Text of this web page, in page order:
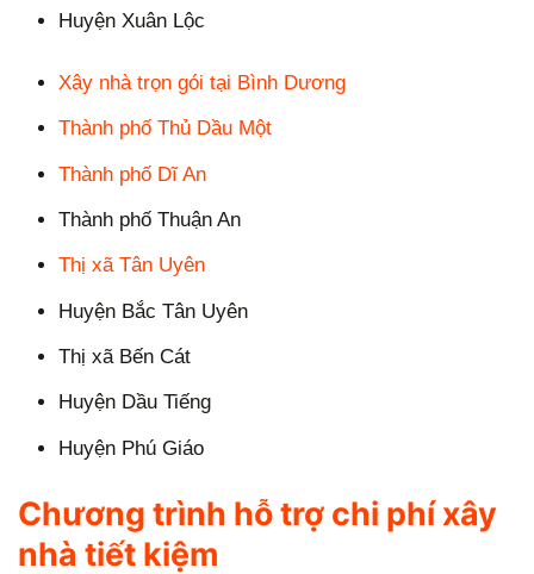
Huyện Xuân Lộc
Xây nhà trọn gói tại Bình Dương
Thành phố Thủ Dầu Một
Thành phố Dĩ An
Thành phố Thuận An
Thị xã Tân Uyên
Huyện Bắc Tân Uyên
Thị xã Bến Cát
Huyện Dầu Tiếng
Huyện Phú Giáo
Chương trình hỗ trợ chi phí xây
nhà tiết kiệm